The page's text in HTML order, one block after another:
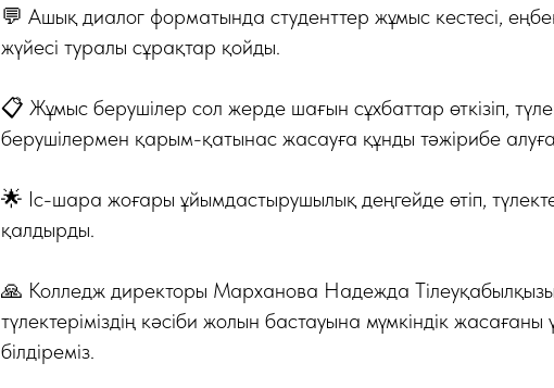
💬 Ашық диалог форматында студенттер жұмыс кестесі,
жүйесі туралы сұрақтар қойды.
📋 Жұмыс берушілер сол жерде шағын сұхбаттар өткізіп,
берушілермен қарым-қатынас жасауға құнды тәжірибе алуға
🌟 Іс-шара жоғары ұйымдастырушылық деңгейде өтіп,
қалдырды.
🙏 Колледж директоры Марханова Надежда
түлектеріміздің кәсіби жолын бастауына мүмкіндік
білдіреміз.